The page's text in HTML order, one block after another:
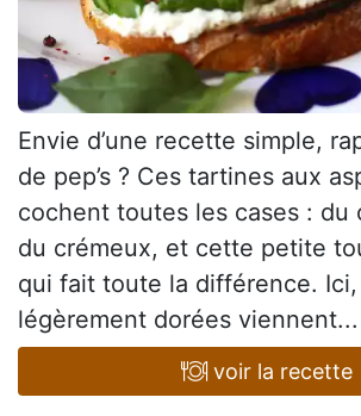
Envie d’une recette simple,
de pep’s ? Ces tartines aux
cochent toutes les cases : du
du crémeux, et cette petite
qui fait toute la différence.
légèrement dorées viennent...
voir la recette